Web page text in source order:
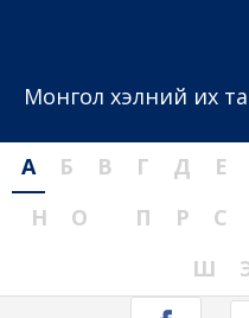
Монгол хэлний их
А Б В Г Д Е
Н
О П Р С
Ш